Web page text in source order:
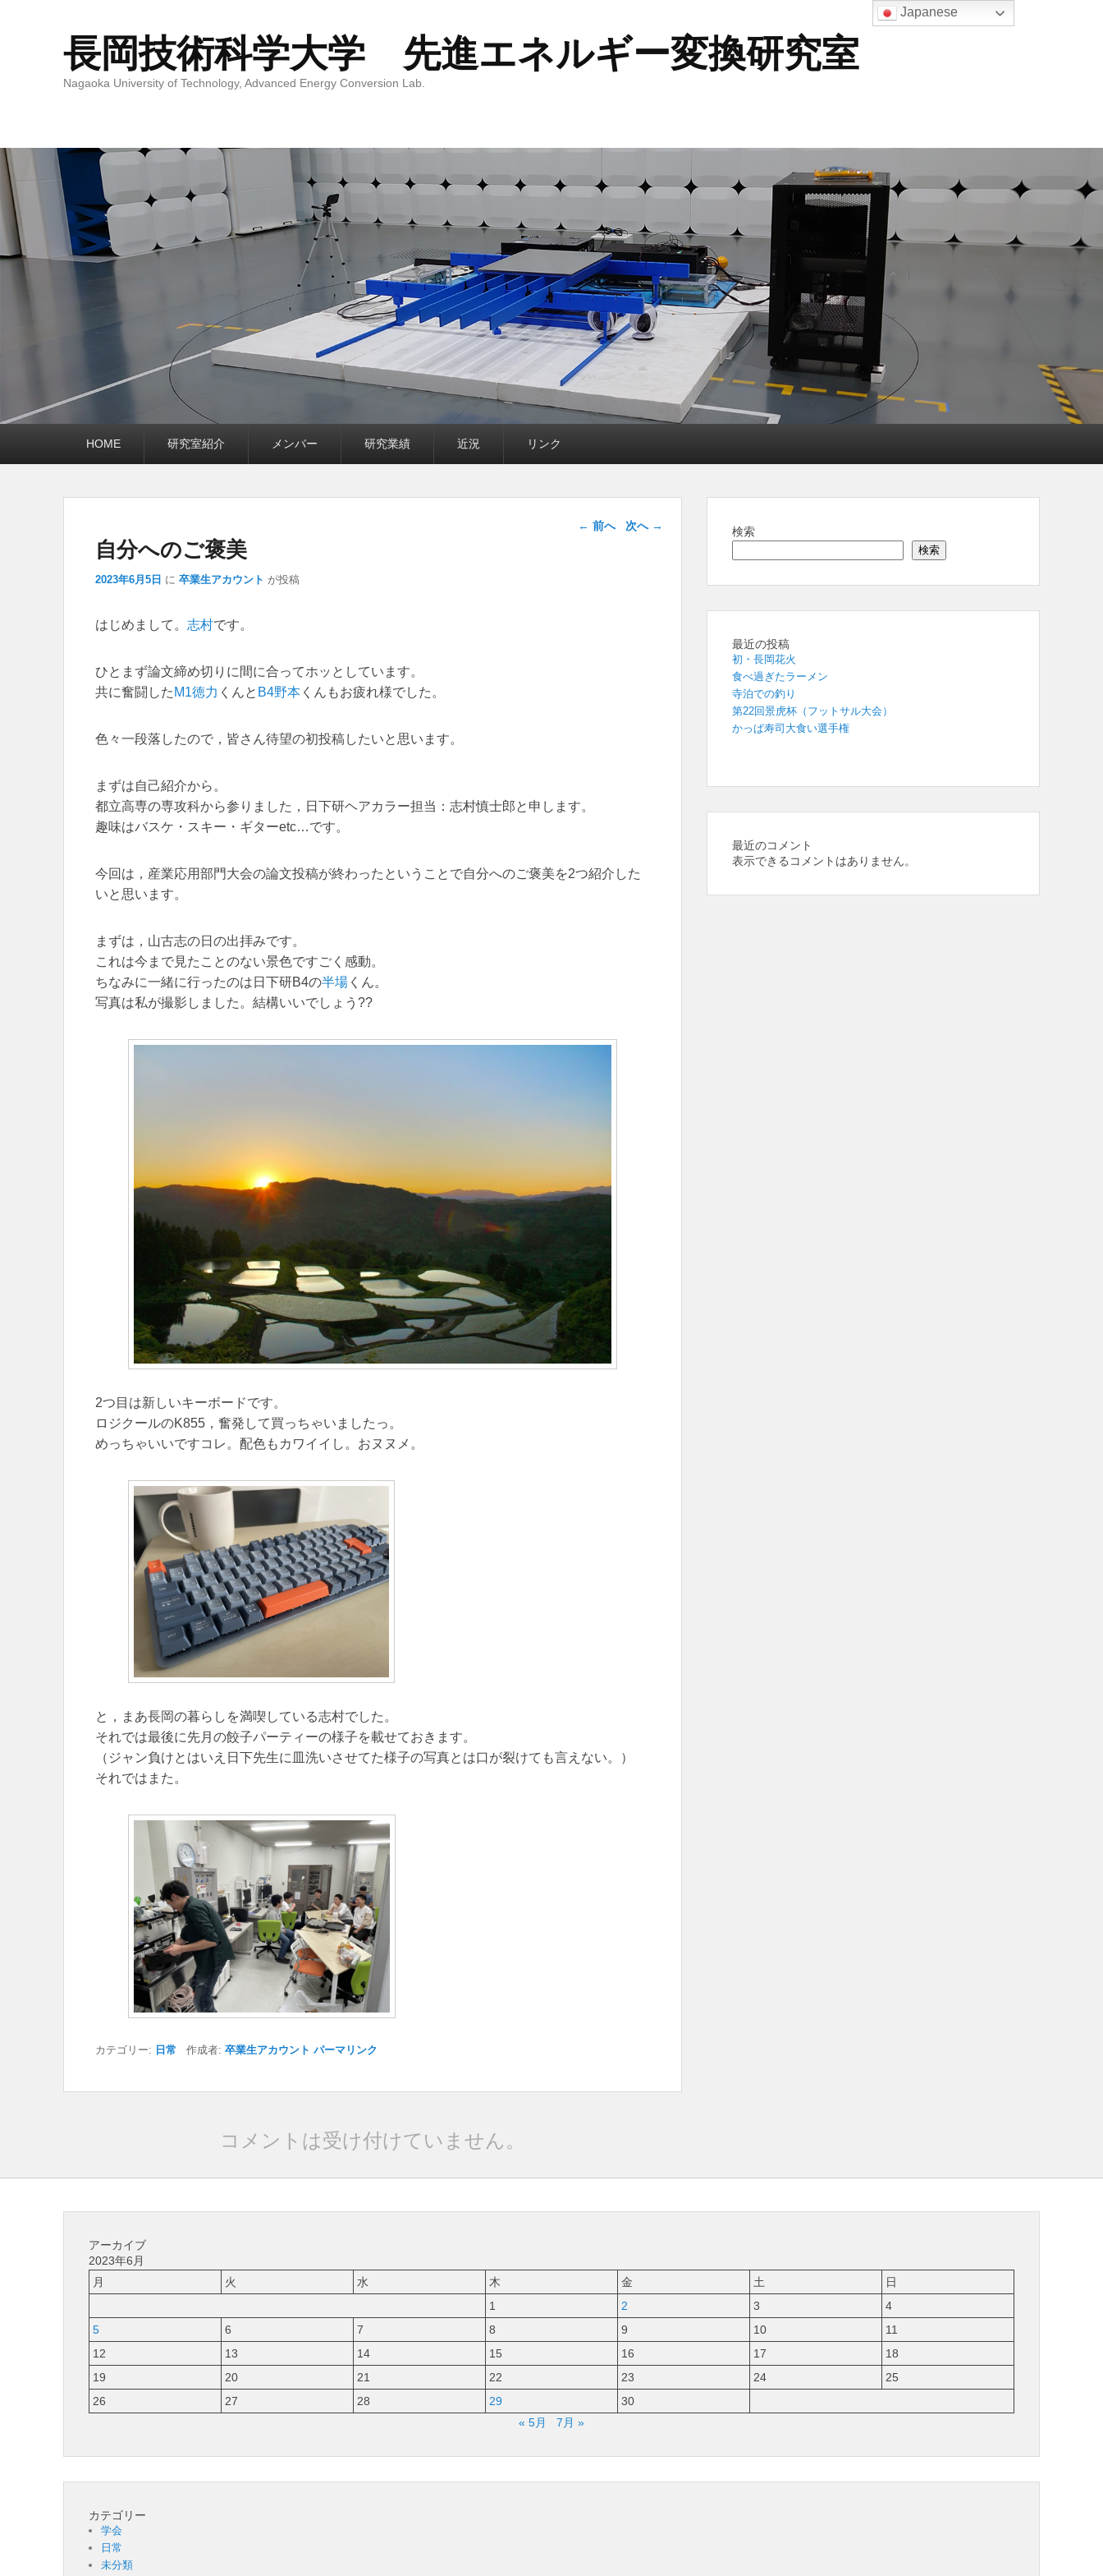
長岡技術科学大学 先進エネルギー変換研究室
Nagaoka University of Technology, Advanced Energy Conversion Lab.
ン
HOME 研究室紹介 メンバー 研究業績 近況 リンク
投稿ナビゲー
ション
← 前へ 次へ →
自分へのご褒美
2023年6月5日 に 卒業生アカウント が投稿
はじめまして。 志村です。
ひとまず論文締め切りに間に合ってホッとしています。
共に奮闘した M1徳力 くんと B4野本 くんもお疲れ様でした。
色々一段落したので，皆さん待望の初投稿したいと思います。
まずは自己紹介から。
都立高専の専攻科から参りました，日下研ヘアカラー担当：志村慎士郎と申します。
趣味はバスケ・スキー・ギターetc…です。
今回は，産業応用部門大会の論文投稿が終わったということで自分へのご褒美を2つ紹介した
いと思います。
まずは，山古志の日の出拝みです。
これは今まで見たことのない景色ですごく感動。
ちなみに一緒に行ったのは日下研B4の半場 くん。
写真は私が撮影しました。結構いいでしょう??
2つ目は新しいキーボードです。
ロジクールのK855，奮発して買っちゃいましたっ。
めっちゃいいですコレ。配色もカワイイし。おヌヌメ。
と，まあ長岡の暮らしを満喫している志村でした。
それでは最後に先月の餃子パーティーの様子を載せておきます。
（ジャン負けとはいえ日下先生に皿洗いさせてた様子の写真とは口が裂けても言えない。）
それではまた。
カテゴリー: 日常 作成者: 卒業生アカウント パーマリンク
コメントは受け付けていません。
検索
検索
最近の投稿
初・長岡花火
食べ過ぎたラーメン
寺泊での釣り
第22回景虎杯（フットサル大会）
かっぱ寿司大食い選手権
最近のコメント
表示できるコメントはありません。
アーカイブ
2023年6月
月
火 水 木 金 土
日
1
2 3
4
5
6 7 8 9 10
11
12
13 14 15 16 17
18
19
20 21 22 23 24
25
26
27 28 29
30
« 5月
7月 »
カテゴリー
学会
日常
未分類
Japanese